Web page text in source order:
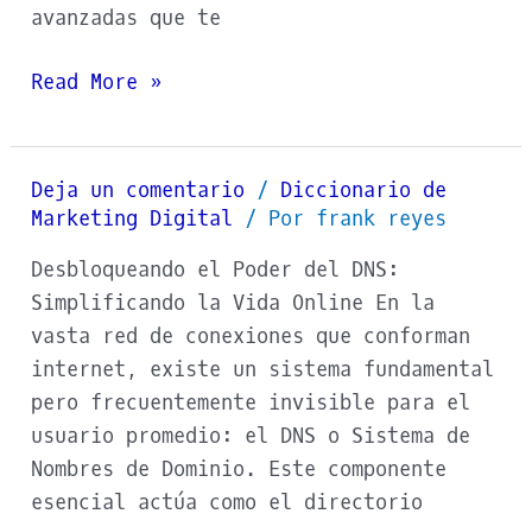
avanzadas que te
Read More »
Deja un comentario / Diccionario de
Marketing Digital / Por frank reyes
Desbloqueando el Poder del DNS:
Simplificando la Vida Online En la
vasta red de conexiones que conforman
internet, existe un sistema fundamental
pero frecuentemente invisible para el
usuario promedio: el DNS o Sistema de
Nombres de Dominio. Este componente
esencial actúa como el directorio
DNS